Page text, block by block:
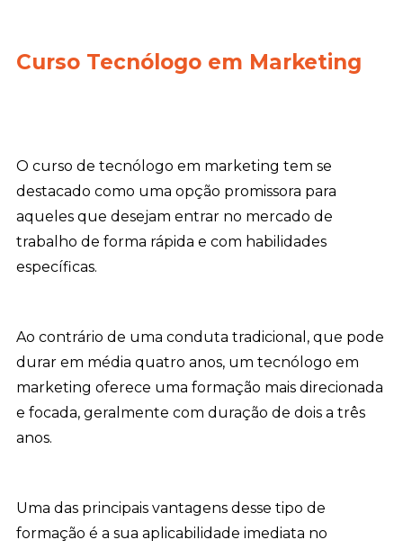
Curso Tecnólogo em Marketing
O curso de tecnólogo em marketing tem se
destacado como uma opção promissora para
aqueles que desejam entrar no mercado de
trabalho de forma rápida e com habilidades
específicas.
Ao contrário de uma conduta tradicional, que pode
durar em média quatro anos, um tecnólogo em
marketing oferece uma formação mais direcionada
e focada, geralmente com duração de dois a três
anos.
Uma das principais vantagens desse tipo de
formação é a sua aplicabilidade imediata no